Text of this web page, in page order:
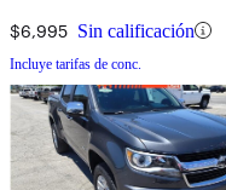
$6,995 Sin calificación
Incluye tarifas de conc.